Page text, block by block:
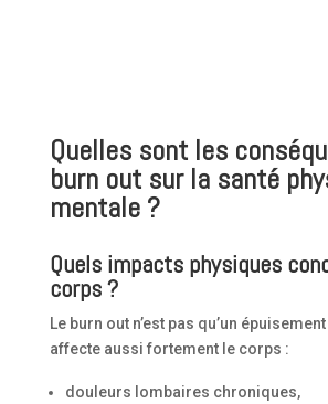
Quelles sont les
burn out sur la santé
mentale ?
Quels impacts physiques
corps ?
Le burn out n’est pas qu’un épuisement
affecte aussi fortement le corps :
douleurs lombaires chroniques,